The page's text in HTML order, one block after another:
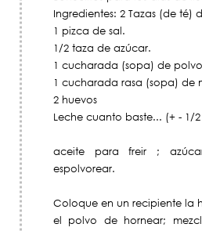
Ingredientes: 2 Tazas (de té)
1 pizca de sal.
1/2 taza de azúcar.
1 cucharada (sopa) de
1 cucharada rasa (sopa) de
2 huevos
Leche cuanto baste... (+ - 1/
aceite para freir ;
espolvorear.
Coloque en un recipiente la
el polvo de hornear;